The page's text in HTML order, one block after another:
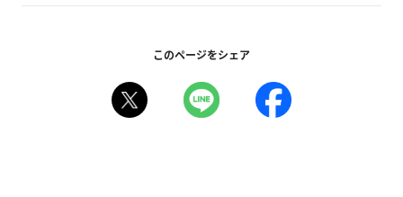
このページをシェア